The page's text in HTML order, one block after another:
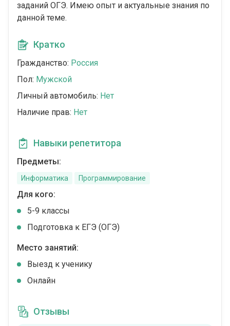
заданий ОГЭ. Имею опыт и актуальные знания по
данной теме.
Кратко
Гражданство: Россия
Пол: Мужской
Личный автомобиль: Нет
Наличие прав: Нет
Навыки репетитора
Предметы:
Информатика Программирование
Для кого:
5-9 классы
Подготовка к ЕГЭ (ОГЭ)
Место занятий:
Выезд к ученику
Онлайн
Отзывы